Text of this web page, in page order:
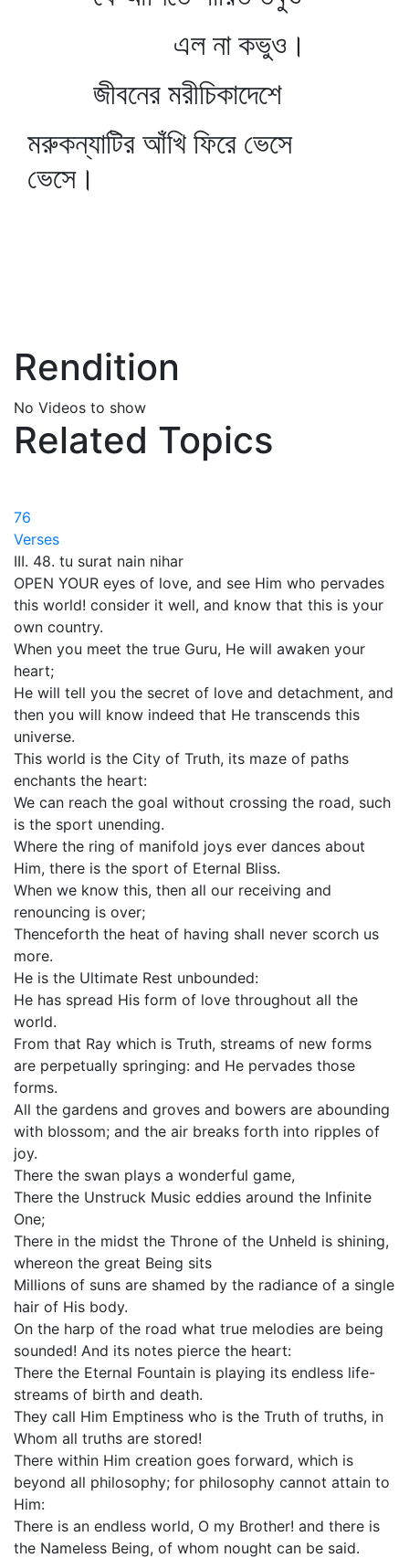
এল না কভুও।
জীবনের মরীচিকাদেশে
মরুকন্যাটির আঁখি ফিরে ভেসে
ভেসে।
Rendition
No Videos to show
Related Topics
76
Verses
III. 48. tu surat nain nihar
OPEN YOUR eyes of love, and see Him who pervades
this world! consider it well, and know that this is your
own country.
When you meet the true Guru, He will awaken your
heart;
He will tell you the secret of love and detachment, and
then you will know indeed that He transcends this
universe.
This world is the City of Truth, its maze of paths
enchants the heart:
We can reach the goal without crossing the road, such
is the sport unending.
Where the ring of manifold joys ever dances about
Him, there is the sport of Eternal Bliss.
When we know this, then all our receiving and
renouncing is over;
Thenceforth the heat of having shall never scorch us
more.
He is the Ultimate Rest unbounded:
He has spread His form of love throughout all the
world.
From that Ray which is Truth, streams of new forms
are perpetually springing: and He pervades those
forms.
All the gardens and groves and bowers are abounding
with blossom; and the air breaks forth into ripples of
joy.
There the swan plays a wonderful game,
There the Unstruck Music eddies around the Infinite
One;
There in the midst the Throne of the Unheld is shining,
whereon the great Being sits
Millions of suns are shamed by the radiance of a single
hair of His body.
On the harp of the road what true melodies are being
sounded! And its notes pierce the heart:
There the Eternal Fountain is playing its endless life-
streams of birth and death.
They call Him Emptiness who is the Truth of truths, in
Whom all truths are stored!
There within Him creation goes forward, which is
beyond all philosophy; for philosophy cannot attain to
Him:
There is an endless world, O my Brother! and there is
the Nameless Being, of whom nought can be said.